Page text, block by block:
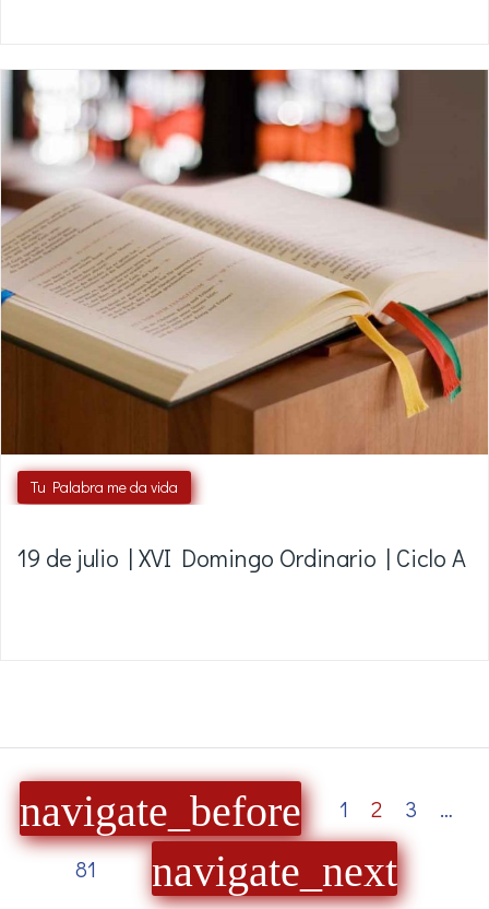
Tu Palabra me da vida
19 de julio | XVI Domingo Ordinario | Ciclo A
navigate_before 1 2 3 …
81 navigate_next